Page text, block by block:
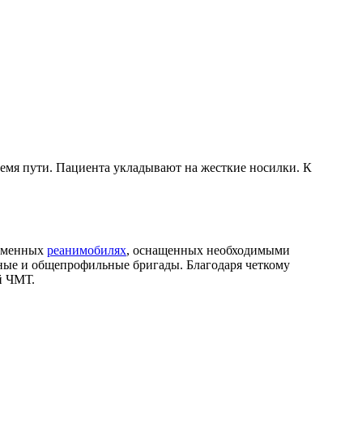
пути. Пациента укладывают на жесткие носилки. К
реанимобилях, оснащенных необходимыми
и общепрофильные бригады. Благодаря четкому
ЧМТ.